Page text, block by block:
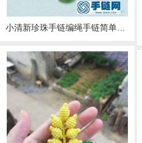
小清新珍珠手链编绳手链简单diy教程